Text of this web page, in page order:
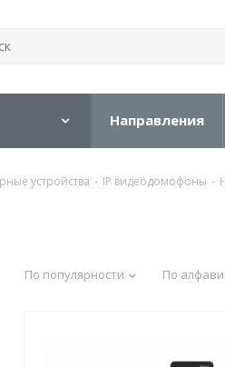
Направления
устройства - IP видеодомофоны -
По популярности По